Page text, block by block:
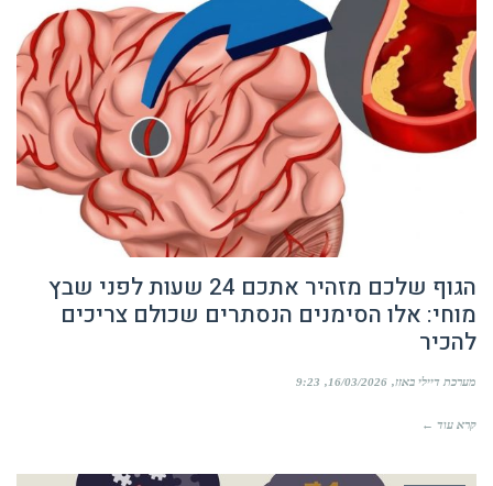
הגוף שלכם מזהיר אתכם 24 שעות לפני שבץ
מוחי: אלו הסימנים הנסתרים שכולם צריכים
להכיר
מערכת דיילי באזז 16/03/2026
9:23
קרא עוד ←